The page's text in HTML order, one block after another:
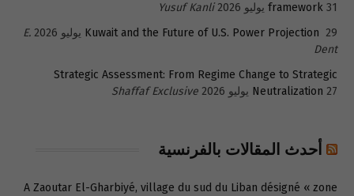
framework 31 يوليو 2026
Yusuf Kanli
Kuwait and the Future of U.S. Power Projection 29 يوليو 2026
E.
Dent
Strategic Assessment: From Regime Change to Strategic
Neutralization 27 يوليو 2026 Shaffaf Exclusive
أحدث المقالات بالفرنسية
A Zaoutar El-Gharbiyé, village du sud du Liban désigné « zone